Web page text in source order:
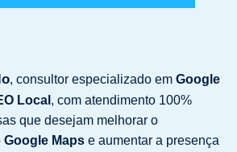
, consultor especializado em Google
Local , com atendimento 100%
que desejam melhorar o
Google Maps e aumentar a presença